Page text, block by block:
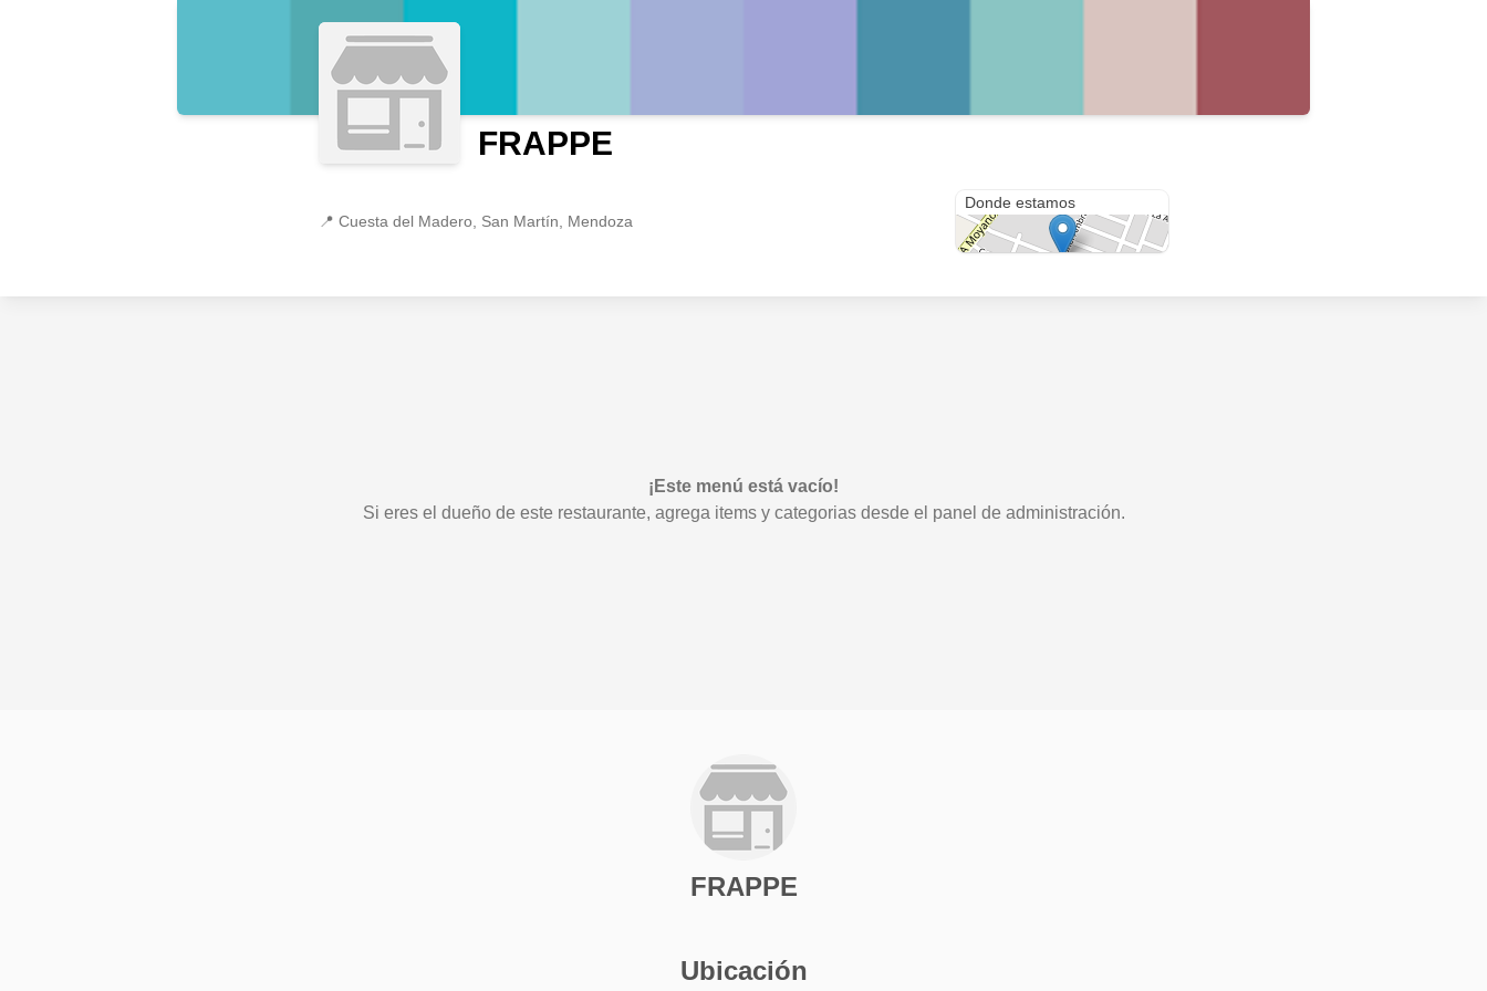
FRAPPE
📍 Cuesta del Madero, San Martín, Mendoza
Donde estamos
¡Este menú está vacío!
Si eres el dueño de este restaurante, agrega items y categorias desde el panel de administración.
FRAPPE
Ubicación